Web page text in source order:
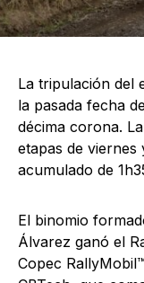
La tripulación del
la pasada fecha
décima corona.
etapas de
acumulado de
El binomio
Álvarez ganó el
Copec